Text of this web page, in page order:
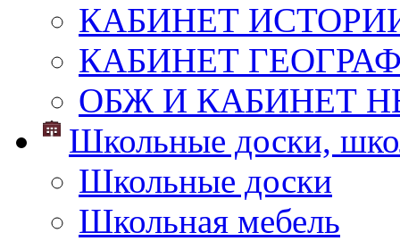
КАБИНЕТ
КАБИНЕТ
ОБЖ И КАБИНЕТ
Школьные доски,
Школьные доски
Школьная мебель